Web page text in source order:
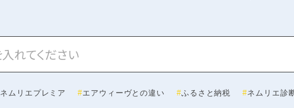
ネムリエプレミア エアウィーヴとの違い ふるさと納税 ネムリエ診